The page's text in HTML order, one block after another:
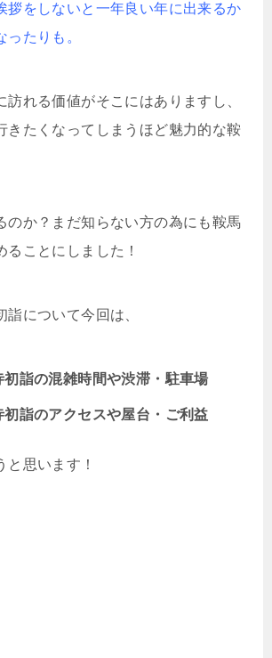
拶をしないと一年良い年に出来るか
たりも。
訪れる価値がそこにはありますし、
きたくなってしまうほど魅力的な鞍
のか？まだ知らない方の為にも鞍馬
ことにしました！
詣について今回は、
詣の混雑時間や渋滞・駐車場
詣のアクセスや屋台・ご利益
と思います！